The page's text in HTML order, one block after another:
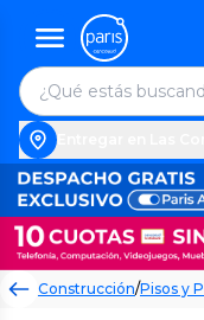
Construcción/Pisos y